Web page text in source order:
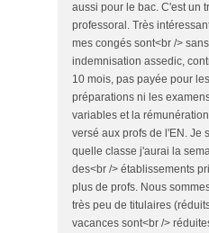
aussi pour le bac. C'est un
professoral. Très
mes congés sont<br />
indemnisation assedic,
10 mois, pas payée pour
préparations ni les
variables et la
versé aux profs de l'EN. Je
quelle classe j'aurai la
des<br /> établissements
plus de profs. Nous
très peu de titulaires
vacances sont<br />